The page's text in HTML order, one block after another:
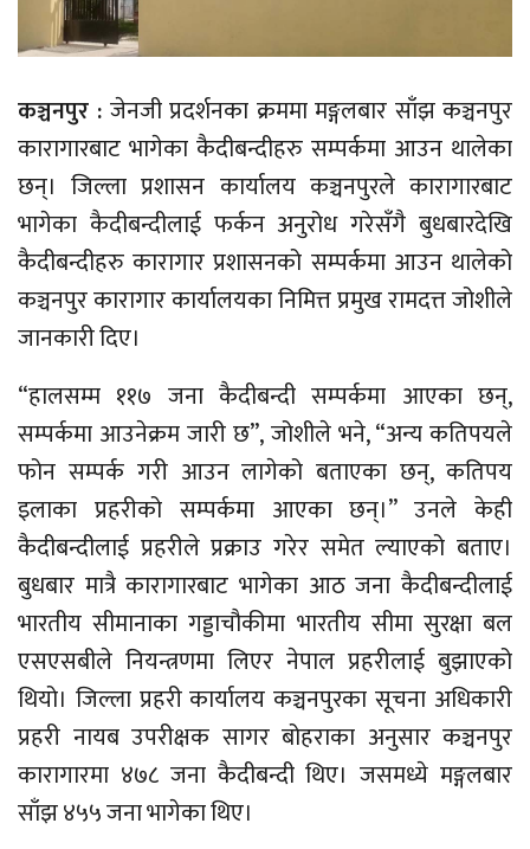
कञ्चनपुर : जेनजी प्रदर्शनका क्रममा मङ्गलबार साँझ कञ्चनपुर
कारागारबाट भागेका कैदीबन्दीहरु सम्पर्कमा आउन थालेका
छन्। जिल्ला प्रशासन कार्यालय कञ्चनपुरले कारागारबाट
भागेका कैदीबन्दीलाई फर्कन अनुरोध गरेसँगै बुधबारदेखि
कैदीबन्दीहरु कारागार प्रशासनको सम्पर्कमा आउन थालेको
कञ्चनपुर कारागार कार्यालयका निमित्त प्रमुख रामदत्त जोशीले
जानकारी दिए।
“हालसम्म ११७ जना कैदीबन्दी सम्पर्कमा आएका छन्,
सम्पर्कमा आउनेक्रम जारी छ”, जोशीले भने, “अन्य कतिपयले
फोन सम्पर्क गरी आउन लागेको बताएका छन्, कतिपय
इलाका प्रहरीको सम्पर्कमा आएका छन्।” उनले केही
कैदीबन्दीलाई प्रहरीले प्रक्राउ गरेर समेत ल्याएको बताए।
बुधबार मात्रै कारागारबाट भागेका आठ जना कैदीबन्दीलाई
भारतीय सीमानाका गड्डाचौकीमा भारतीय सीमा सुरक्षा बल
एसएसबीले नियन्त्रणमा लिएर नेपाल प्रहरीलाई बुझाएको
थियो। जिल्ला प्रहरी कार्यालय कञ्चनपुरका सूचना अधिकारी
प्रहरी नायब उपरीक्षक सागर बोहराका अनुसार कञ्चनपुर
कारागारमा ४७८ जना कैदीबन्दी थिए। जसमध्ये मङ्गलबार
साँझ ४५५ जना भागेका थिए।